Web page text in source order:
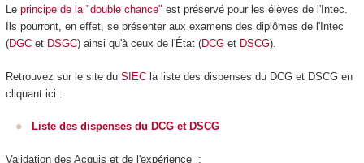
Le principe de la "double chance" est préservé pour les élèves de l'Intec.
Ils pourront, en effet, se présenter aux examens des diplômes de l'Intec
(DGCet DSGC) ainsi qu'à ceux de l'État (DCGet DSCG).
Retrouvez sur le site du SIECla liste des dispenses du DCG et DSCG en
cliquant ici :
Liste des dispenses du DCG et DSCG
Validation des Acquis et de l'expérience :